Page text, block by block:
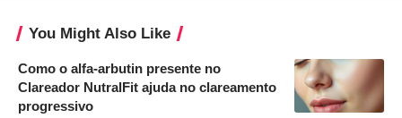
You Might Also Like
Como o alfa-arbutin presente no
Clareador NutralFit ajuda no clareamento
progressivo